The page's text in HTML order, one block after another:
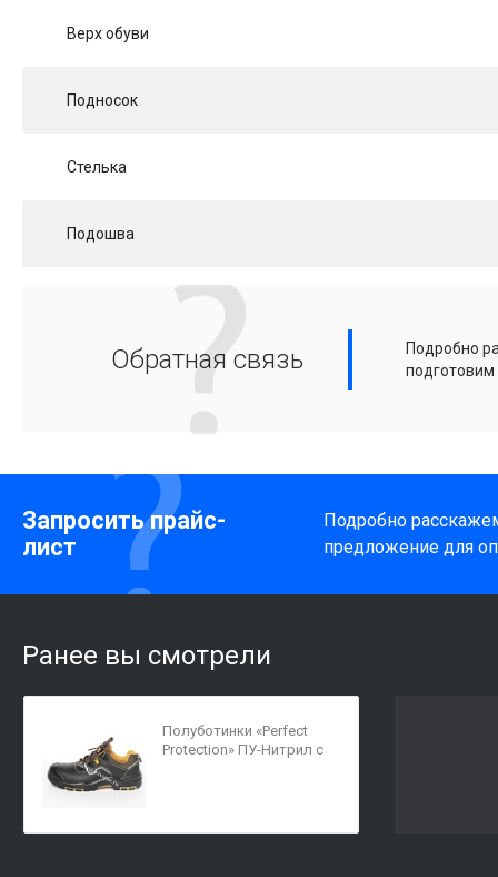
Верх обуви
Подносок
Стелька
Подошва
Обратная связь
Подробно
Запросить прайс-
лист
Подробно
предложение для
Ранее вы смотрели
Полуботинки «Perfect
Protection» ПУ-Нитрил с